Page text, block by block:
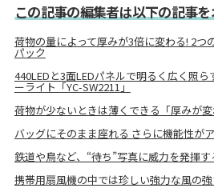
この記事の編集者は以下の記事
荷物の量によって厚みが3倍に変わる! 2つ
パック
440LEDと3面LEDパネルで明るく広く照
ーライト「YC-SW2211」
荷物が少ないときは薄くできる「厚みが変
バッグにそのまま座れる さらに機能性が
鉄道や鳥など、“待ち”写真に威力を発揮
携帯用扇風機の中では珍しい強力な風の強